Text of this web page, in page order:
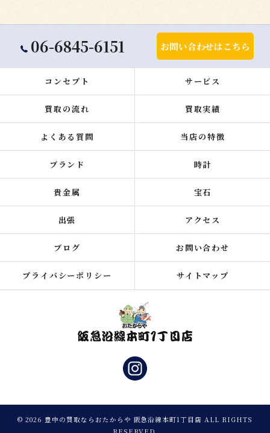
06-6845-6151 お問い合わせはこちら
コンセプト サービス
買取の流れ 買取実績
よくある質問 当店の特徴
ブランド 時計
貴金属 宝石
出張 アクセス
ブログ お問い合わせ
プライバシーポリシー サイトマップ
© 2026 豊中の買取ならおたからや 阪急沿線本町1丁目店 ALL RIGHTS